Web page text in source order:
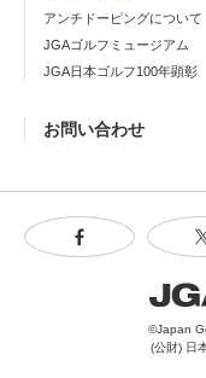
アンチドーピングについて
JGAゴルフミュージアム
JGA日本ゴルフ100年顕彰
お問い合わせ
©Japan
(公財) 日